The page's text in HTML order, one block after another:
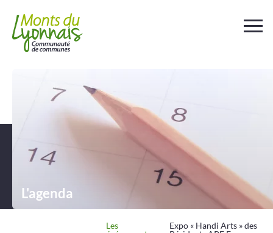
L'agenda
Les
Expo « Handi Arts » des
Déchets et
TravaillerEntreprendre